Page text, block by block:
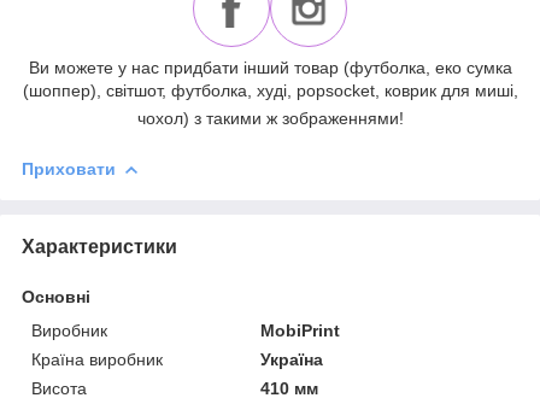
Ви можете у нас придбати інший товар (футболка, еко сумка
(шоппер), світшот, футболка, худі, popsocket, коврик для миші,
чохол) з такими ж зображеннями!
Приховати
Характеристики
Основні
Виробник
MobiPrint
Країна виробник
Україна
Висота
410 мм